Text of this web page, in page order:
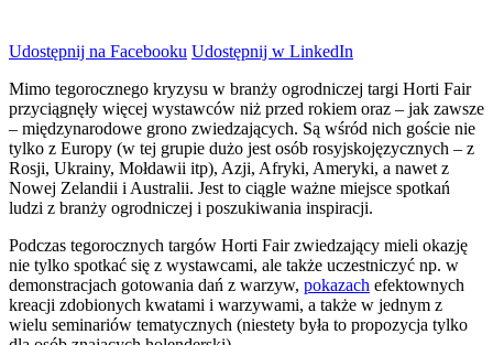
Udostępnij na Facebooku Udostępnij w LinkedIn
Mimo tegorocznego kryzysu w branży ogrodniczej targi Horti Fair
przyciągnęły więcej wystawców niż przed rokiem oraz – jak zawsze
– międzynarodowe grono zwiedzających. Są wśród nich goście nie
tylko z Europy (w tej grupie dużo jest osób rosyjskojęzycznych – z
Rosji, Ukrainy, Mołdawii itp), Azji, Afryki, Ameryki, a nawet z
Nowej Zelandii i Australii. Jest to ciągle ważne miejsce spotkań
ludzi z branży ogrodniczej i poszukiwania inspiracji.
Podczas tegorocznych targów Horti Fair zwiedzający mieli okazję
nie tylko spotkać się z wystawcami, ale także uczestniczyć np. w
demonstracjach gotowania dań z warzyw, pokazach efektownych
kreacji zdobionych kwatami i warzywami, a także w jednym z
wielu seminariów tematycznych (niestety była to propozycja tylko